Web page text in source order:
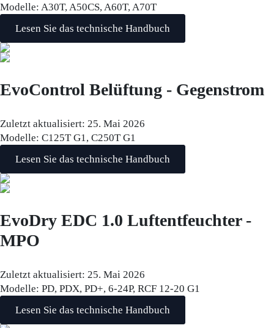
Modelle: A30T, A50CS, A60T, A70T
Lesen Sie das technische Handbuch
EvoControl Belüftung - Gegenstrom
Zuletzt aktualisiert: 25. Mai 2026
Modelle: C125T G1, C250T G1
Lesen Sie das technische Handbuch
EvoDry EDC 1.0 Luftentfeuchter -
MPO
Zuletzt aktualisiert: 25. Mai 2026
Modelle: PD, PDX, PD+, 6-24P, RCF 12-20 G1
Lesen Sie das technische Handbuch